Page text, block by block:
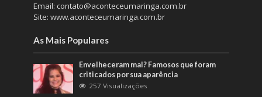
Email: contato@aconteceumaringa.com.br
Site: www.aconteceumaringa.com.br
As Mais Populares
Envelheceram mal? Famosos que foram
criticados por sua aparência
257 Visualizações